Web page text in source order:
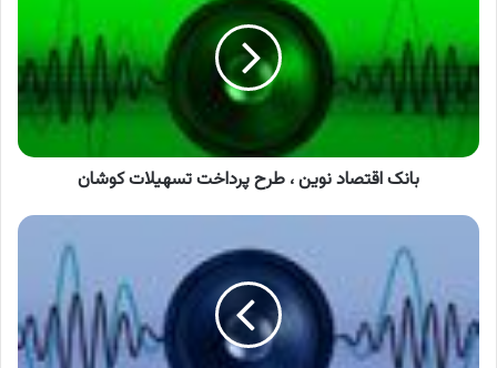
طرح
پرداخت
تسهیلات
کوشان
بانک اقتصاد نوین ، طرح پرداخت تسهیلات کوشان
آگهی
رز
،